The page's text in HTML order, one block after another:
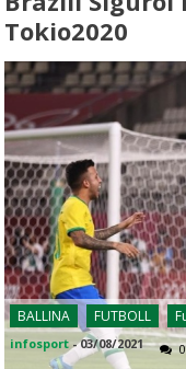
Tokio2020
BALLINA FUTBOLL
infosport -03/08/2021 0